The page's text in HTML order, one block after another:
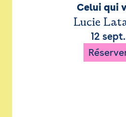
Celui qui
Lucie
12 sept.